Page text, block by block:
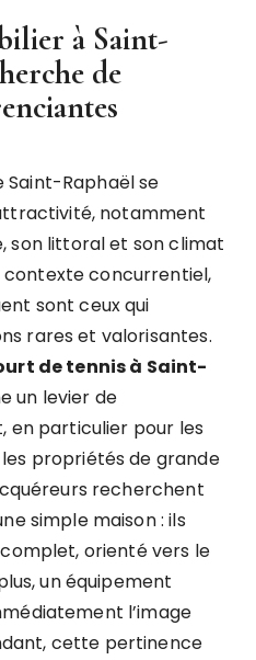
à Saint-
de
Saint-Raphaël se
notamment
son littoral et son climat
concurrentiel,
sont ceux qui
rares et valorisantes.
de tennis à Saint-
un levier de
en particulier pour les
propriétés de grande
recherchent
simple maison : ils
orienté vers le
un équipement
l’image
cette pertinence